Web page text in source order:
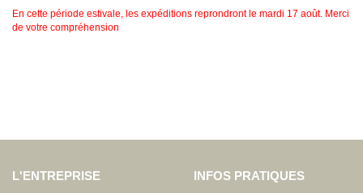
En cette période estivale, les expéditions reprondront le mardi 17 août. Merci
de votre compréhension
L'ENTREPRISE INFOS PRATIQUES